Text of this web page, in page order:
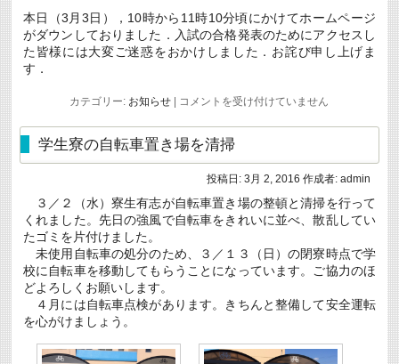
や
ま
（職
イ
ン
ト）
へ
展
に
つ
て
は
本日（3月3日），10時から11時10分頃にかけてホームページ
がダウンしておりました．入試の合格発表のためにアクセスし
た皆様には大変ご迷惑をおかけしました．お詫び申し上げま
す．
カテゴリー: お知らせ
ホ
ム
ペ
ー
ジ
ウ
ン
つ
い
て
コメントを受け付けていません
学生寮の自転車置き場を清掃
投稿日: 3月 2, 2016 作成者: admin
３／２（水）寮生有志が自転車置き場の整頓と清掃を行って
くれました。先日の強風で自転車をきれいに並べ、散乱してい
たゴミを片付けました。
未使用自転車の処分のため、３／１３（日）の閉寮時点で学
校に自転車を移動してもらうことになっています。ご協力のほ
どよろしくお願いします。
４月には自転車点検があります。きちんと整備して安全運転
を心がけましょう。